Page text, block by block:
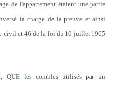
de l'appartement étaient une partie
la charge de la preuve et ainsi
civil et 46 de la loi du 10 juillet 1965
QUE les combles utilisés par un